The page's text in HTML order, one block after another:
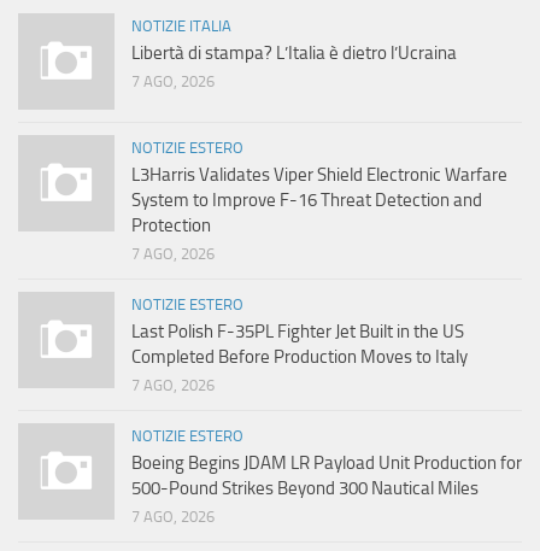
NOTIZIE ITALIA
Libertà di stampa? L’Italia è dietro l’Ucraina
7 AGO, 2026
NOTIZIE ESTERO
L3Harris Validates Viper Shield Electronic Warfare
System to Improve F-16 Threat Detection and
Protection
7 AGO, 2026
NOTIZIE ESTERO
Last Polish F-35PL Fighter Jet Built in the US
Completed Before Production Moves to Italy
7 AGO, 2026
NOTIZIE ESTERO
Boeing Begins JDAM LR Payload Unit Production for
500-Pound Strikes Beyond 300 Nautical Miles
7 AGO, 2026